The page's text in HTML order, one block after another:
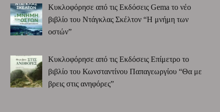
Κυκλοφόρησε από τις Εκδόσεις Gema το νέο
βιβλίο του Ντάγκλας Σκέλτον “Η μνήμη των
οστών”
Κυκλοφόρησε από τις Εκδόσεις Επίμετρο το
βιβλίο του Κωνσταντίνου Παπαγεωργίου “Θα με
βρεις στις ανηφόρες”